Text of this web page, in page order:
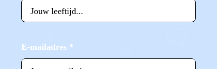
E-mailadres *